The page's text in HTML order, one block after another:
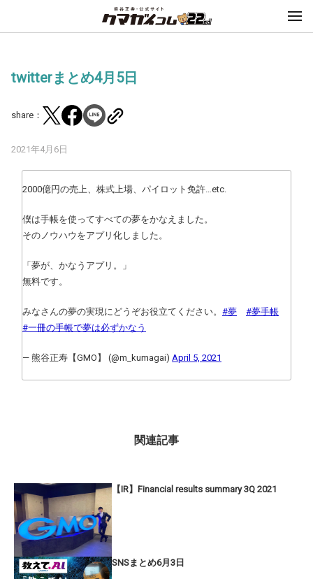
twitterまとめ4月5日
share：
2021年4月6日
2000億円の売上、株式上場、パイロット免許…etc.
僕は手帳を使ってすべての夢をかなえました。
そのノウハウをアプリ化しました。
「夢が、かなうアプリ。」
無料です。
みなさんの夢の実現にどうぞお役立てください。 #夢
#夢手帳
#一冊の手帳で夢は必ずかなう
— 熊谷正寿【GMO】 (@m_kumagai) April 5, 2021
関連記事
【IR】Financial results summary 3Q 2021
SNSまとめ6月3日